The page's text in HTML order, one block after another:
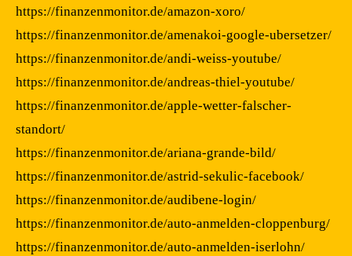
https://finanzenmonitor.de/amazon-xoro/
https://finanzenmonitor.de/amenakoi-google-ubersetzer/
https://finanzenmonitor.de/andi-weiss-youtube/
https://finanzenmonitor.de/andreas-thiel-youtube/
https://finanzenmonitor.de/apple-wetter-falscher-
standort/
https://finanzenmonitor.de/ariana-grande-bild/
https://finanzenmonitor.de/astrid-sekulic-facebook/
https://finanzenmonitor.de/audibene-login/
https://finanzenmonitor.de/auto-anmelden-cloppenburg/
https://finanzenmonitor.de/auto-anmelden-iserlohn/